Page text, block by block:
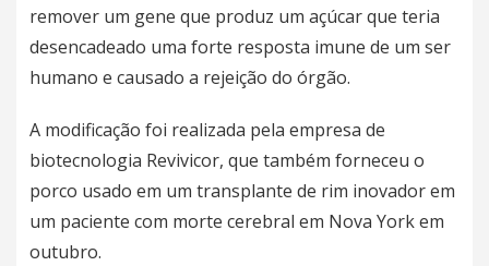
remover um gene que produz um açúcar que teria
desencadeado uma forte resposta imune de um ser
humano e causado a rejeição do órgão.
A modificação foi realizada pela empresa de
biotecnologia Revivicor, que também forneceu o
porco usado em um transplante de rim inovador em
um paciente com morte cerebral em Nova York em
outubro.